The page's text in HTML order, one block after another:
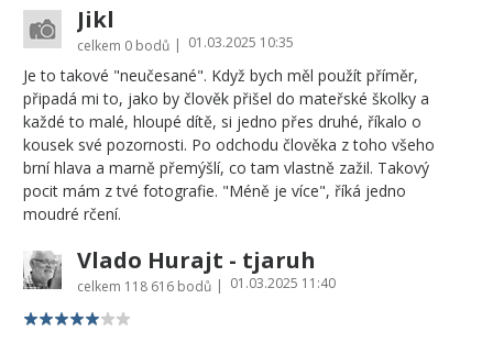
Jikl
celkem 0 bodů | 01.03.2025 10:35
Je to takové "neučesané". Když bych měl použít příměr,
připadá mi to, jako by člověk přišel do mateřské školky a
každé to malé, hloupé dítě, si jedno přes druhé, říkalo o
kousek své pozornosti. Po odchodu člověka z toho všeho
brní hlava a marně přemýšlí, co tam vlastně zažil. Takový
pocit mám z tvé fotografie. "Méně je více", říká jedno
moudré rčení.
Vlado Hurajt - tjaruh
celkem 118 616 bodů | 01.03.2025 11:40